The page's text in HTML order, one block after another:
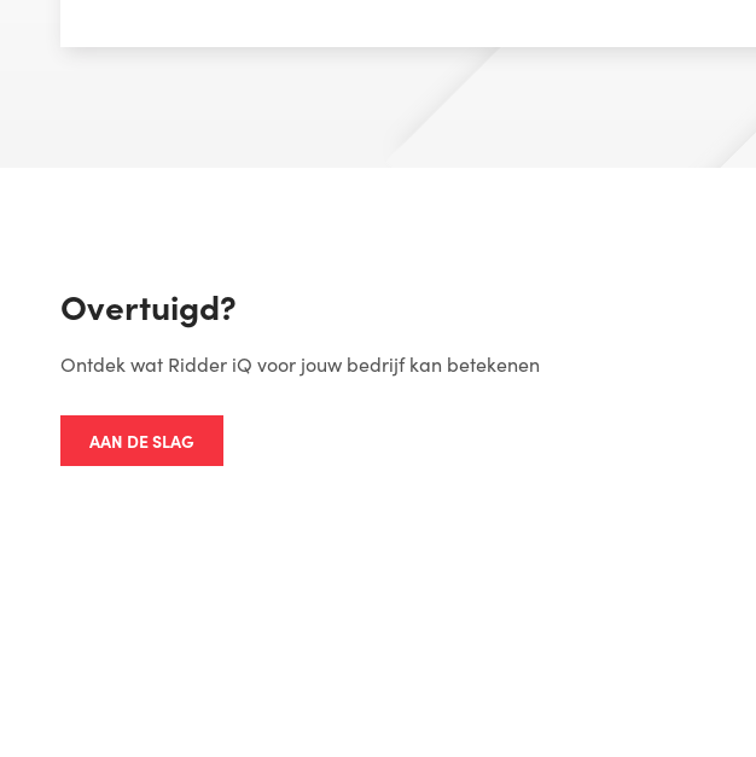
Overtuigd?
Ontdek wat Ridder iQ voor jouw bedrijf kan betekenen
AAN DE SLAG